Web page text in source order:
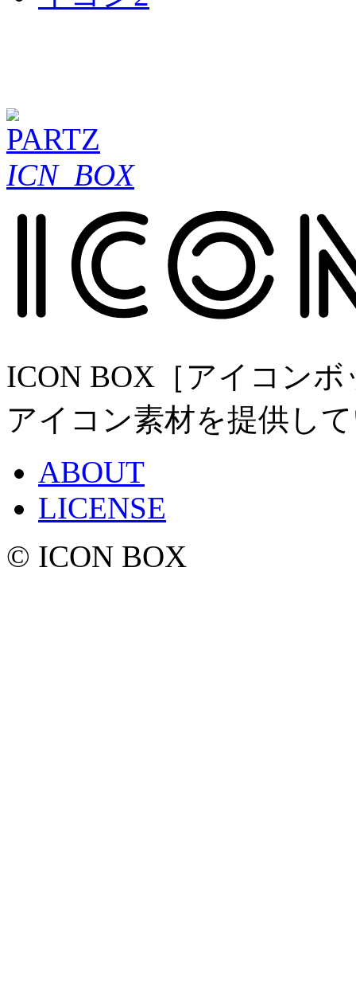
ICN_BOX
ICON BOX［アイコン
アイコン素材を提供し
ABOUT
LICENSE
© ICON BOX